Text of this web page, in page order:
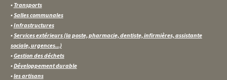
• Transports
•Salles communales
•Infrastructures
•Services extérieurs (la poste, pharmacie, dentiste, infirmières, assistante
sociale, urgences...)
•Gestion des déchets
•Développement durable
•les artisans